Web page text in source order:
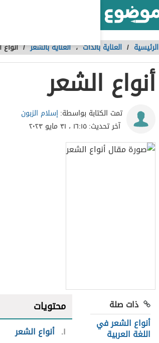
الرئيسية / العناية بالذات،العناية بالشعر /
أنواع الشعر
تمت الكتابة بواسطة:إسلام الزبون
آخر تحديث:١٦:١٥ ، ٣١ مايو ٢٠٢٣
ذات صلة
أنواع الشعر في
اللغة العربية
محتويات
١ أنواع الشعر